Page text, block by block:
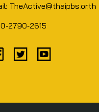
TheActive@thaipbs.or.th
2790-2615